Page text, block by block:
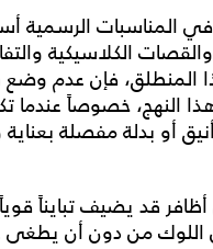
المناسبات الرسمية
والقصات الكلاسيكية
المنطلق، فإن عدم وضع
النهج، خصوصاً عندما
أو بدلة مفصلة
أظافر قد يضيف تبايناً
من دون أن يطغى